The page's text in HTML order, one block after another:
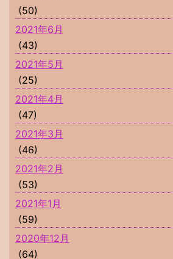
(50)
2021年6月
(43)
2021年5月
(25)
2021年4月
(47)
2021年3月
(46)
2021年2月
(53)
2021年1月
(59)
2020年12月
(64)